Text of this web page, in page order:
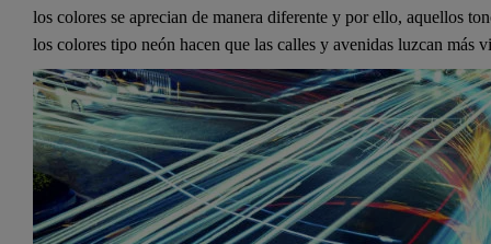
los colores se aprecian de manera diferente y por ello, aquellos
los colores tipo neón hacen que las calles y avenidas luzcan más